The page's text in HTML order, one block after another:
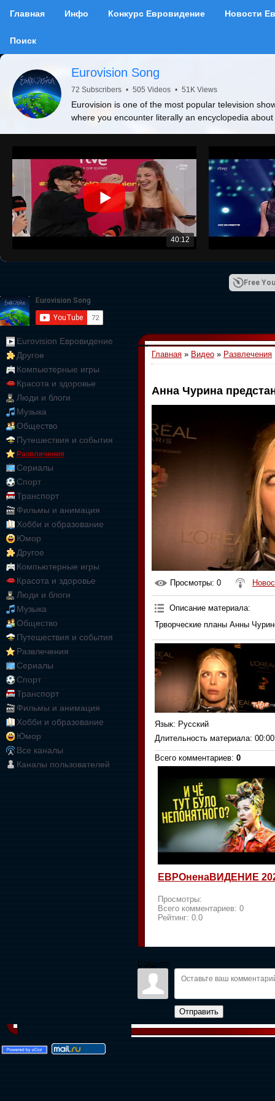
Главная Инфо Конкурс Евровидение Новости
Поиск
Eurovision Song
72 Subscribers • 505 Videos • 51K Views
Eurovision is one of the most popular television
where you encounter literally an encyclopedia
40:12
Free
Eurovision Евровидение
Другое
Компьютерные игры
Красота и здоровье
Люди и блоги
Музыка
Общество
Путешествия и события
Развлечения
Сериалы
Спорт
Транспорт
Фильмы и анимация
Хобби и образование
Юмор
Другое
Компьютерные игры
Красота и здоровье
Люди и блоги
Музыка
Общество
Путешествия и события
Развлечения
Сериалы
Спорт
Транспорт
Фильмы и анимация
Хобби и образование
Юмор
Все каналы
Каналы пользователей
Главная » Видео » Развлечения
Анна Чурина
Просмотры: 0
Описание материала:
Трворческие планы Анны
Язык: Русский
Длительность материала:
Всего комментариев: 0
ЕВРОненаВИДЕНИЕ
Просмотры:
Всего комментариев: 0
Рейтинг: 0.0
Войдите:
Отправить